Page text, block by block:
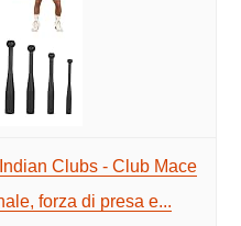
Clubs - Club Mace
forza di presa e...